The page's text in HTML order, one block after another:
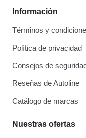
Información
Términos y
Política de privacidad
Consejos de
Reseñas de Autoline
Catálogo de marcas
Nuestras ofertas